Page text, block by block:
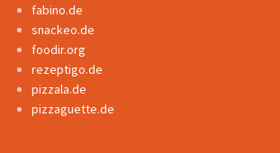
fabino.de
snackeo.de
foodir.org
rezeptigo.de
pizzala.de
pizzaguette.de